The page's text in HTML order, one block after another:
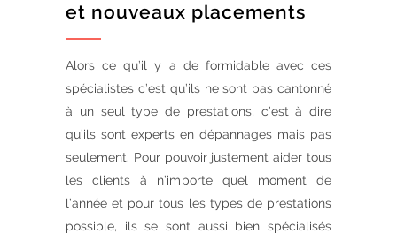
et nouveaux placements
Alors ce qu’il y a de formidable avec ces
spécialistes c’est qu’ils ne sont pas cantonné
à un seul type de prestations, c’est à dire
qu’ils sont experts en dépannages mais pas
seulement. Pour pouvoir justement aider tous
les clients à n’importe quel moment de
l’année et pour tous les types de prestations
possible, ils se sont aussi bien spécialisés